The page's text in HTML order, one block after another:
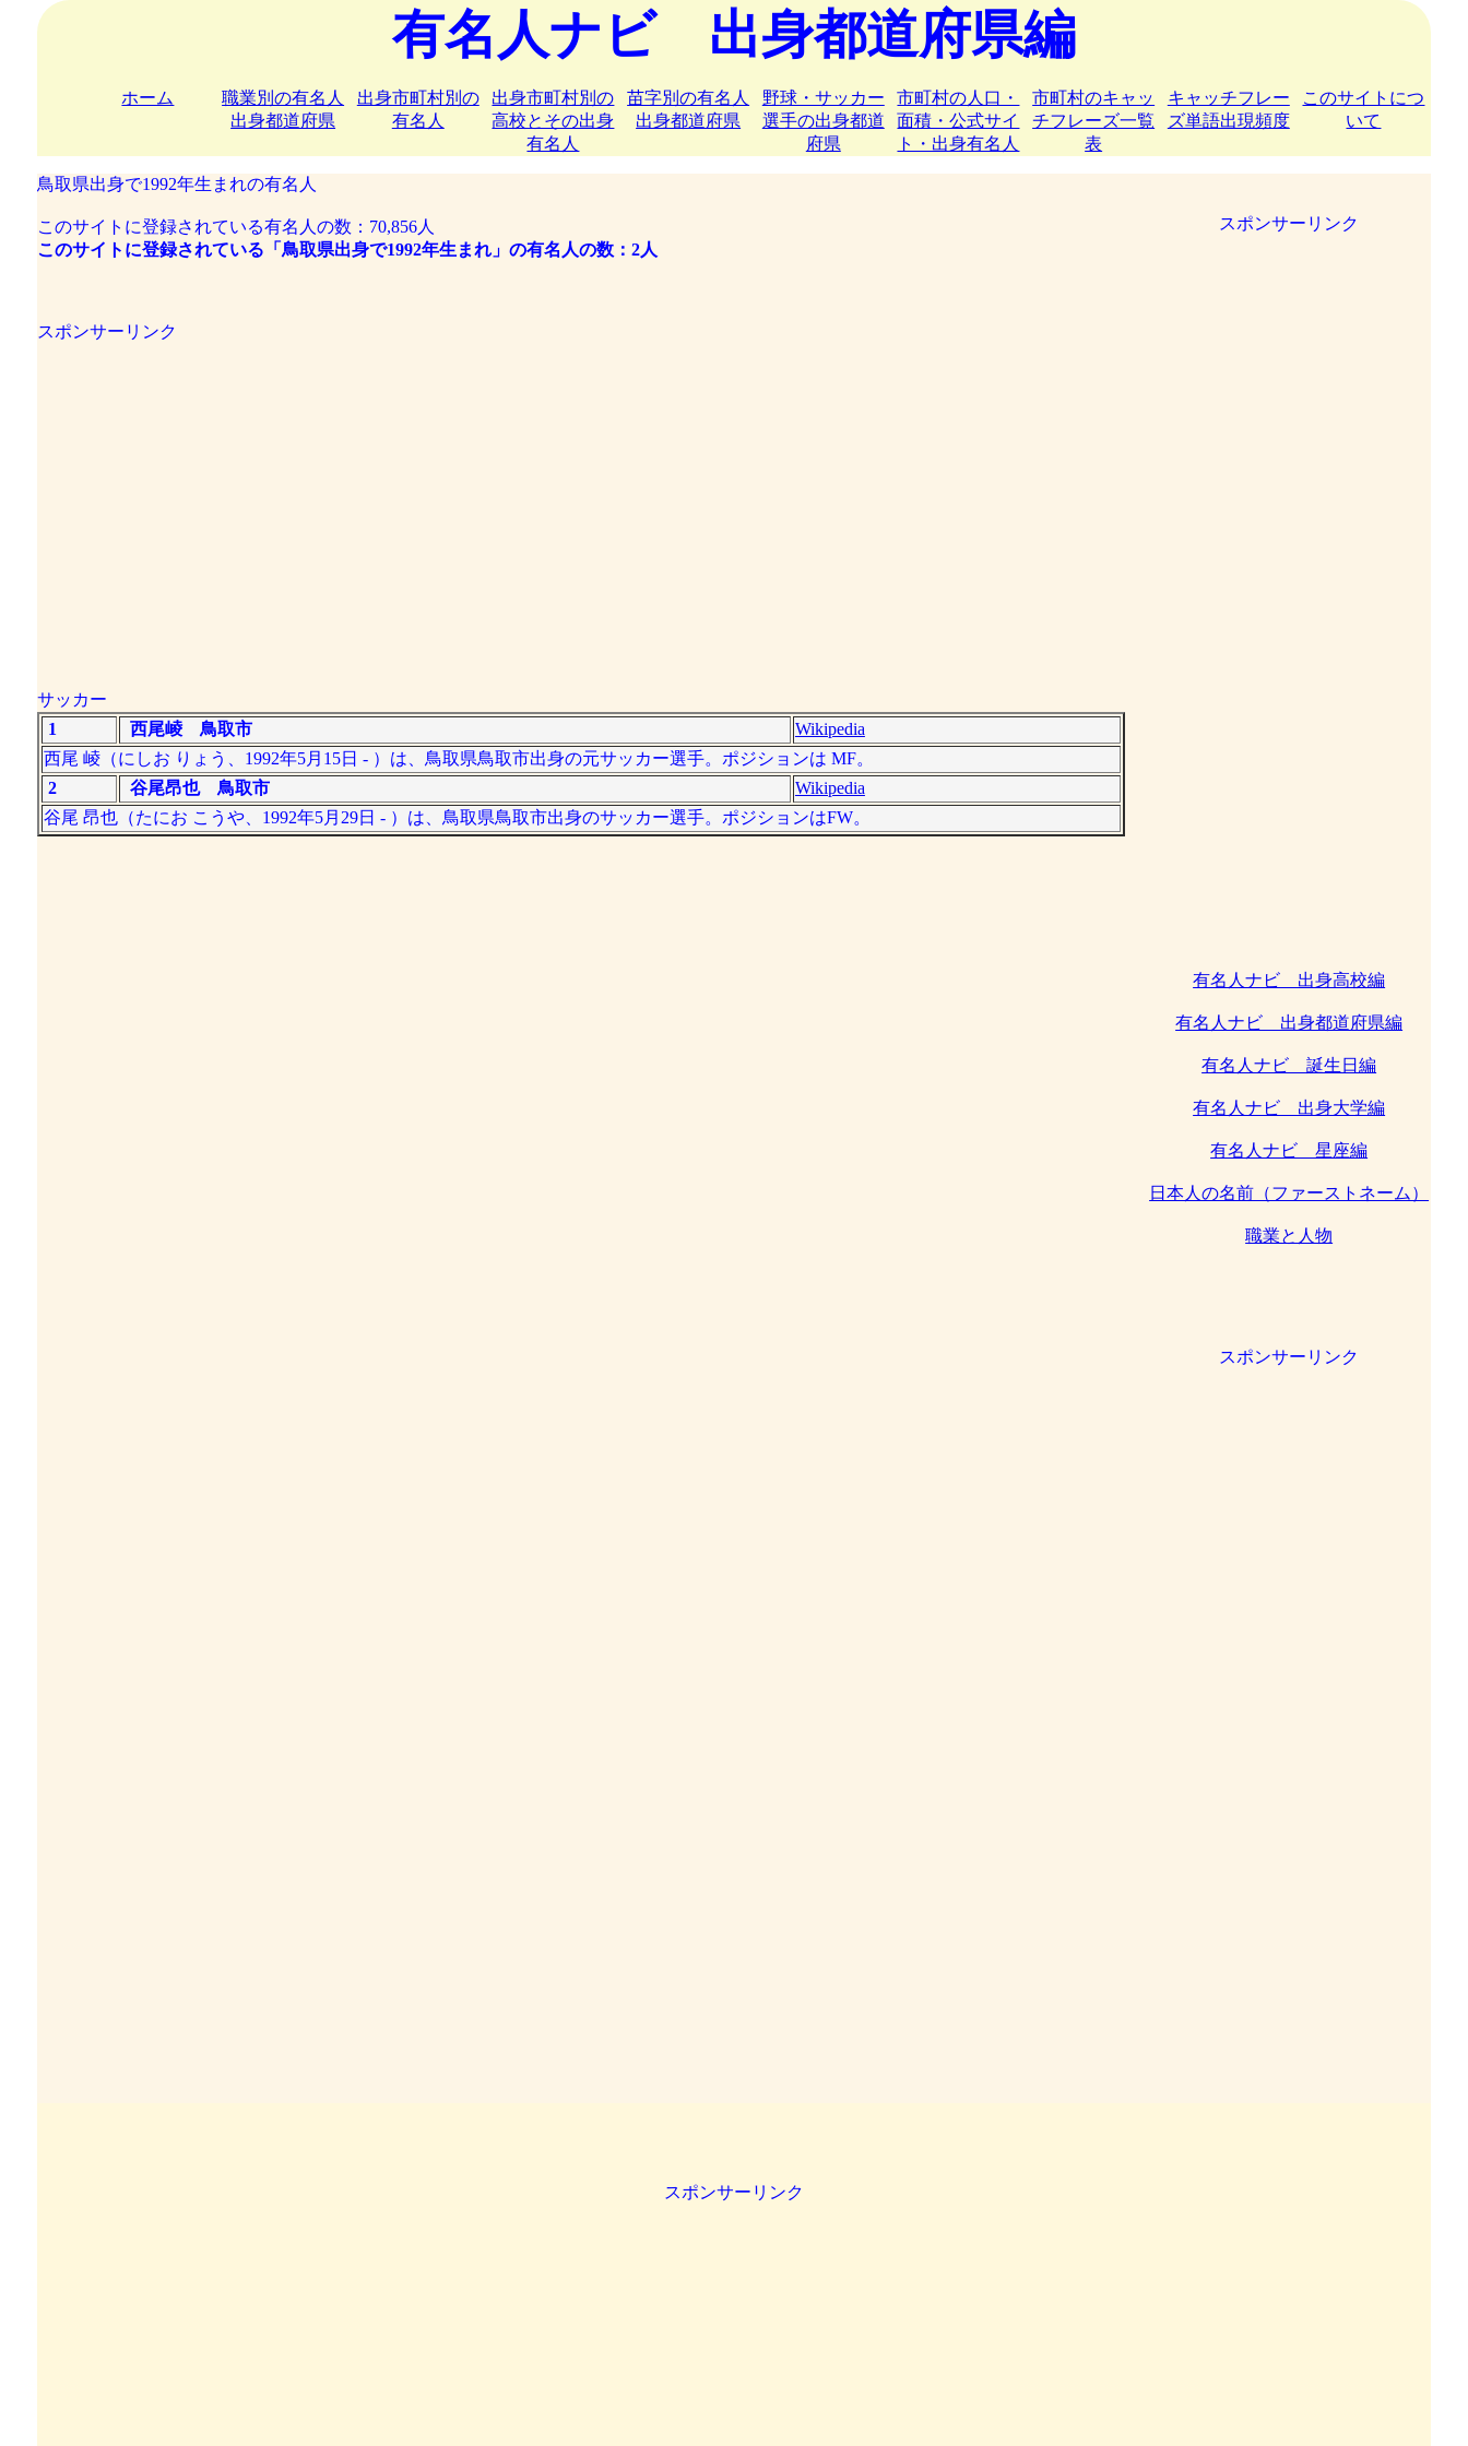
有名人ナビ 出身都道府県編
ホーム
職業別の有名人
出身都道府県
出身市町村別の
有名人
出身市町村別の
高校とその出身
有名人
苗字別の有名人
出身都道府県
野球・サッカー
選手の出身都道
府県
市町村の人口・
面積・公式サイ
ト・出身有名人
市町村のキャッ
チフレーズ一覧
表
キャッチフレー
ズ単語出現頻度
このサイトにつ
いて
鳥取県出身で1992年生まれの有名人
このサイトに登録されている有名人の数：70,856人
このサイトに登録されている「鳥取県出身で1992年生まれ」の有名人の数：2人
スポンサーリンク
サッカー
1
西尾崚 鳥取市
Wikipedia
西尾 崚（にしお りょう、1992年5月15日 - ）は、鳥取県鳥取市出身の元サッカー選手。ポジションは MF。
2
谷尾昂也 鳥取市
Wikipedia
谷尾 昂也（たにお こうや、1992年5月29日 - ）は、鳥取県鳥取市出身のサッカー選手。ポジションはFW。
スポンサーリンク
有名人ナビ 出身高校編
有名人ナビ 出身都道府県編
有名人ナビ 誕生日編
有名人ナビ 出身大学編
有名人ナビ 星座編
日本人の名前（ファーストネーム）
職業と人物
スポンサーリンク
スポンサーリンク